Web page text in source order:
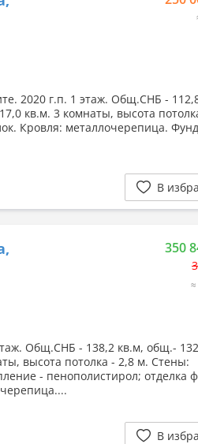
2020 г.п. 1 этаж. Общ.СНБ -
кв.м. 3 комнаты, высота
Кровля: металлочерепица.
В
350
Общ.СНБ - 138,2 кв.м, общ.-
высота потолка - 2,8 м. Стены:
- пенополистирол; отделка
В